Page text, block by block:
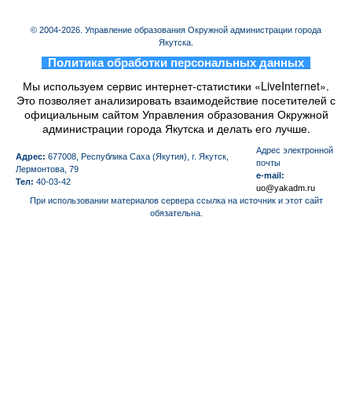
© 2004-2026. Управление образования Окружной администрации города
Якутска.
Политика обработки персональных данных
Мы используем сервис интернет-статистики «LiveInternet».
Это позволяет анализировать взаимодействие посетителей с
официальным сайтом Управления образования Окружной
администрации города Якутска и делать его лучше.
Адрес: 677008, Республика Саха (Якутия), г. Якутск,
Лермонтова, 79
Тел: 40-03-42
Aдрес электронной
почты
e-mail:
uo@yakadm.ru
При использовании материалов сервера ссылка на источник и этот сайт
обязательна.